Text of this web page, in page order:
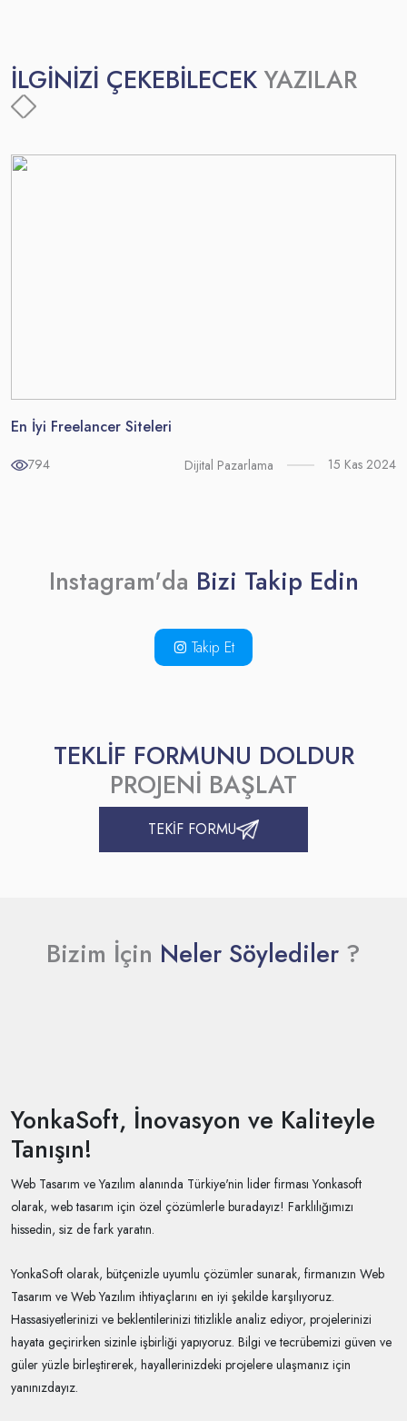
İLGİNİZİ ÇEKEBİLECEK YAZILAR
En İyi Freelancer Siteleri
794 Dijital Pazarlama 15 Kas 2024
Instagram'da Bizi Takip Edin
Takip Et
TEKLİF FORMUNU DOLDUR
PROJENİ BAŞLAT
TEKİF FORMU
Bizim İçin Neler Söylediler ?
YonkaSoft, İnovasyon ve Kaliteyle
Tanışın!
Web Tasarım ve Yazılım alanında Türkiye'nin lider firması Yonkasoft
olarak, web tasarım için özel çözümlerle buradayız! Farklılığımızı
hissedin, siz de fark yaratın.
YonkaSoft olarak, bütçenizle uyumlu çözümler sunarak, firmanızın Web
Tasarım ve Web Yazılım ihtiyaçlarını en iyi şekilde karşılıyoruz.
Hassasiyetlerinizi ve beklentilerinizi titizlikle analiz ediyor, projelerinizi
hayata geçirirken sizinle işbirliği yapıyoruz. Bilgi ve tecrübemizi güven ve
güler yüzle birleştirerek, hayallerinizdeki projelere ulaşmanız için
yanınızdayız.